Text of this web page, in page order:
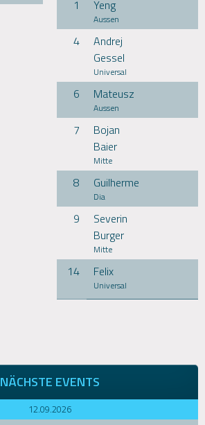
1 Yeng
Aussen
4
Andrej
Gessel
Universal
6 Mateusz
Aussen
7
Bojan
Baier
Mitte
8 Guilherme
Dia
9
Severin
Burger
Mitte
14 Felix
Universal
NÄCHSTE EVENTS
12.09.2026